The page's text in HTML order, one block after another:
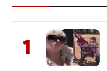
1